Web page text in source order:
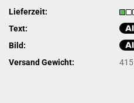
Lieferzeit:
Text:
Bild:
Versand Gewicht:
415